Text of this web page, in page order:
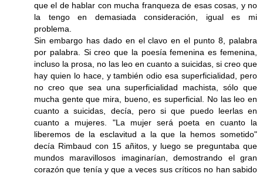
que el de hablar con mucha franqueza de esas cosas, y no
la tengo en demasiada consideración, igual es mi
problema.
Sin embargo has dado en el clavo en el punto 8, palabra
por palabra. Si creo que la poesía femenina es femenina,
incluso la prosa, no las leo en cuanto a suicidas, si creo que
hay quien lo hace, y también odio esa superficialidad, pero
no creo que sea una superficialidad machista, sólo que
mucha gente que mira, bueno, es superficial. No las leo en
cuanto a suicidas, decía, pero si que puedo leerlas en
cuanto a mujeres. "La mujer será poeta en cuanto la
liberemos de la esclavitud a la que la hemos sometido"
decía Rimbaud con 15 añitos, y luego se preguntaba que
mundos maravillosos imaginarían, demostrando el gran
corazón que tenía y que a veces sus críticos no han sabido